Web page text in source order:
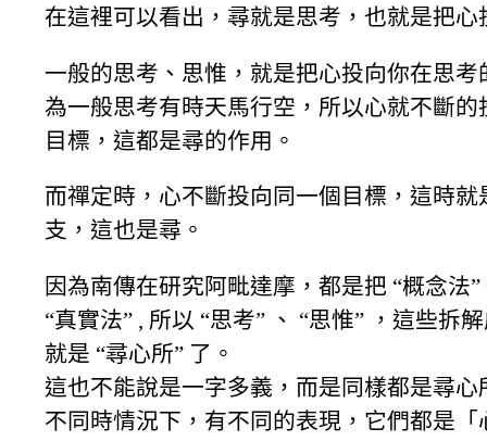
在這裡可以看出，尋就是思考，也就是把心
一般的思考、思惟，就是把心投向你在思考
為一般思考有時天馬行空，所以心就不斷的
目標，這都是尋的作用。
而禪定時，心不斷投向同一個目標，這時就
支，這也是尋。
因為南傳在研究阿毗達摩，都是把 “概念法
“真實法” , 所以 “思考” 、 “思惟” ，這些拆
就是 “尋心所” 了。
這也不能說是一字多義，而是同樣都是尋心
不同時情況下，有不同的表現，它們都是「